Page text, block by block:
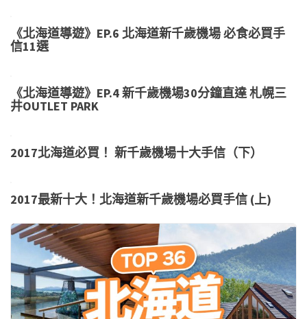
《北海道導遊》EP.6 北海道新千歲機場 必食必買手
信11選
《北海道導遊》EP.4 新千歲機場30分鐘直達 札幌三
井OUTLET PARK
2017北海道必買！ 新千歲機場十大手信（下）
2017最新十大！北海道新千歲機場必買手信 (上)